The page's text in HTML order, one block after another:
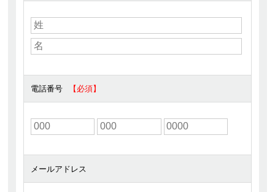
電話番号
メールアドレス